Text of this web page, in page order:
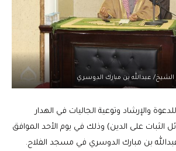
الشيخ/ عبدالله بن مبارك الدوسري
والإرشاد وتوعية الجاليات في الهدار
الثبات على الدين) وذلك في يوم الأحد الموافق